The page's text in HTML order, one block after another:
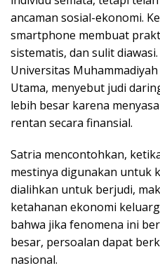
ancaman sosial-ekonomi.
smartphone membuat
sistematis, dan sulit
Universitas
Utama, menyebut judi
lebih besar karena
rentan secara finansial.
Satria mencontohkan,
mestinya digunakan untuk
dialihkan untuk berjudi,
ketahanan ekonomi
bahwa jika fenomena ini
besar, persoalan dapat
nasional.